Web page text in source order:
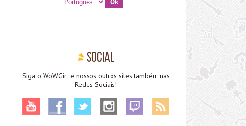
Social
Siga o WoWGirl e nossos outros sites também nas
Redes Sociais!